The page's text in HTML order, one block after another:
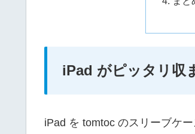
iPad がピッタリ収
iPad を tomtoc のスリーブケ